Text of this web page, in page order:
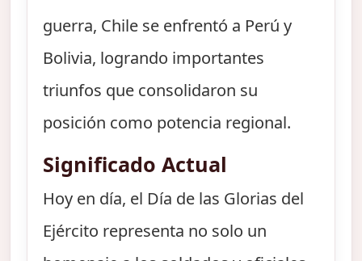
guerra, Chile se enfrentó a Perú y
Bolivia, logrando importantes
triunfos que consolidaron su
posición como potencia regional.
Significado Actual
Hoy en día, el Día de las Glorias del
Ejército representa no solo un